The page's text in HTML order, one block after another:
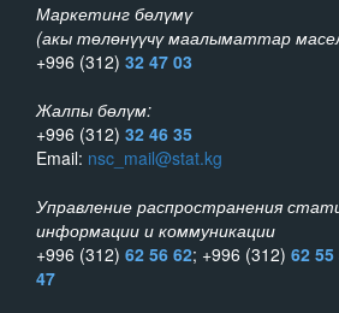
Маркетинг бөлүмү
(акы төлөнүүчү маалыматтар
+996 (312) 32 47 03
Жалпы бөлүм:
+996 (312) 32 46 35
Email: nsc_mail@stat.kg
Управление распространения
информации и коммуникации
+996 (312) 62 56 62; +996 (312) 62 55
47